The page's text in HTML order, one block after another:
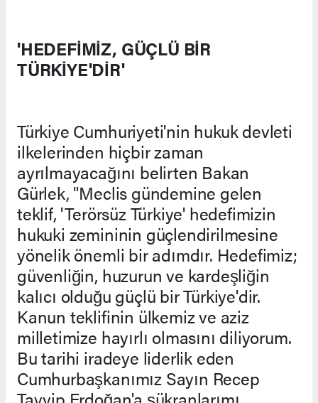
'HEDEFİMİZ, GÜÇLÜ BİR
TÜRKİYE'DİR'
Türkiye Cumhuriyeti'nin hukuk devleti
ilkelerinden hiçbir zaman
ayrılmayacağını belirten Bakan
Gürlek, "Meclis gündemine gelen
teklif, 'Terörsüz Türkiye' hedefimizin
hukuki zemininin güçlendirilmesine
yönelik önemli bir adımdır. Hedefimiz;
güvenliğin, huzurun ve kardeşliğin
kalıcı olduğu güçlü bir Türkiye'dir.
Kanun teklifinin ülkemiz ve aziz
milletimize hayırlı olmasını diliyorum.
Bu tarihi iradeye liderlik eden
Cumhurbaşkanımız Sayın Recep